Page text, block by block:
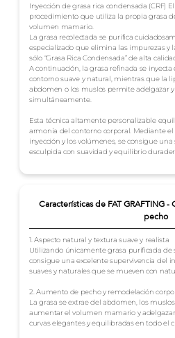
Inyección de grasa rica condensada (CRF)
procedimiento que utiliza la propia grasa
volumen mamario.
La grasa recolectada se purifica
especializado que elimina las impurezas y
sólo “Grasa Rica Condensada” de alta
A continuación, la grasa refinada se inyecta
contorno suave y natural, mientras que la
abdomen o los muslos permite adelgazar
simultáneamente.
Esta técnica altamente personalizable
armonía del contorno corporal. Mediante
inyección y los volúmenes, se consigue
esculpida con suavidad y equilibrio
Características de FAT GRAFTING
pecho
1. Aspecto natural y textura suave y realista
Utilizando únicamente grasa purificada de
consigue una excelente supervivencia del
suaves y naturales que se mueven con
2. Aumento de pecho y remodelación
La grasa se extrae del abdomen, los
aumentar el volumen mamario y
curvas elegantes y equilibradas en todo el